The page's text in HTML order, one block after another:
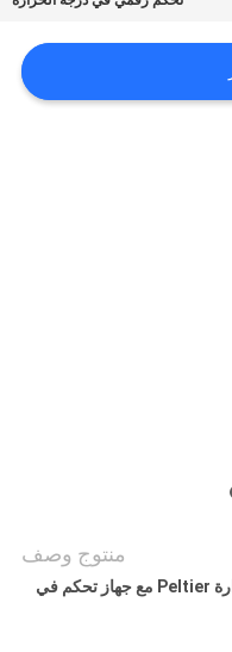
منتوج وصف
جهاز تنظيم الحرارة و جهاز تحكم درجة حرارة Peltier مع جهاز تحكم في